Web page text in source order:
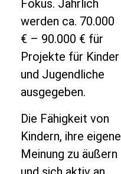
Fokus. Jährlich
werden ca. 70.000
€ – 90.000 € für
Projekte für Kinder
und Jugendliche
ausgegeben.
Die Fähigkeit von
Kindern, ihre eigene
Meinung zu äußern